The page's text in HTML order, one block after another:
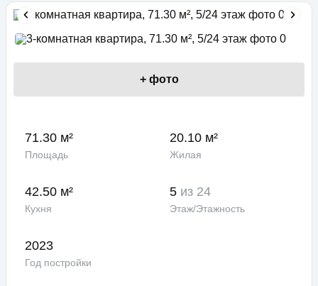
+ фото
71.30 м²
Площадь
20.10 м²
Жилая
42.50 м²
Кухня
5 из 24
Этаж/Этажность
2023
Год постройки